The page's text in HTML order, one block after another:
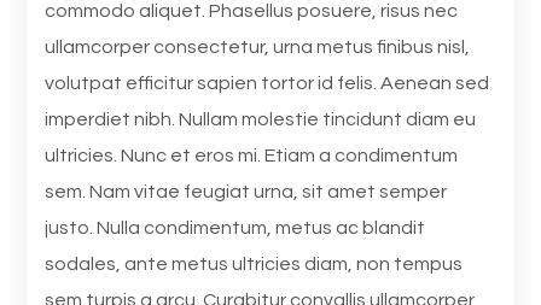
commodo aliquet. Phasellus posuere, risus nec
ullamcorper consectetur, urna metus finibus nisl,
volutpat efficitur sapien tortor id felis. Aenean sed
imperdiet nibh. Nullam molestie tincidunt diam eu
ultricies. Nunc et eros mi. Etiam a condimentum
sem. Nam vitae feugiat urna, sit amet semper
justo. Nulla condimentum, metus ac blandit
sodales, ante metus ultricies diam, non tempus
sem turpis a arcu. Curabitur convallis ullamcorper